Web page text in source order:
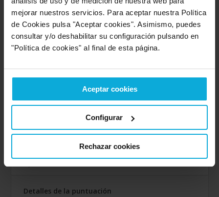
mejorar nuestros servicios. Para aceptar nuestra Política
de Cookies pulsa "Aceptar cookies". Asimismo, puedes
consultar y/o deshabilitar su configuración pulsando en
"Política de cookies" al final de esta página.
Aceptar cookies
Configurar
Rechazar cookies
Entre 0 y 2-0%
Empresa valorada:
Empresa que ofrece servicio en:
Coruña
10.0
Opinión de: Anónimo
¿Qué te ha gustado más?Calidad-precio
Detalles de la puntuación